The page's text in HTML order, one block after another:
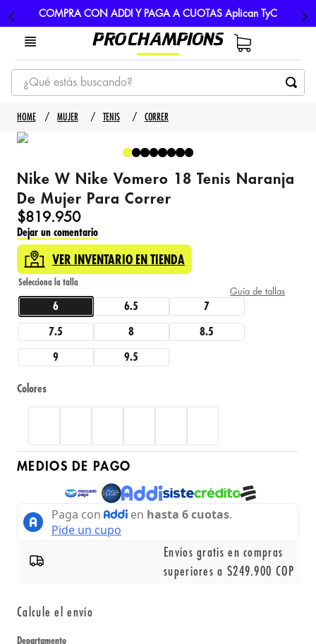
COMPRA CON ADDI Y PAGA A CUOTAS Aplican TyC
¿Qué estás buscando?
TÉRMINOS MÁS BUSCADOS
1
3. nike
4. guayos
5. gorras
MUJER TENIS CORRER
Nike W Nike Vomero 18 Tenis Naranja
De Mujer Para Correr
$819.950
Dejar un comentario
VER INVENTARIO EN TIENDA
Guía de tallas
6 6.5 7
7.5 8 8.5
9 9.5
Colores
MEDIOS DE PAGO
Envíos gratis en compras
superiores a $249.900 COP
Calcule el envío
Departamento